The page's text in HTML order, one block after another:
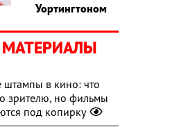
Уортингтоном
штампы в кино: что
зрителю, но фильмы
под копирку